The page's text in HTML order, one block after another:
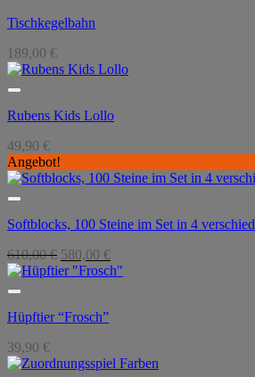
Tischkegelbahn
189,00 €
Rubens Kids Lollo
49,90 €
Angebot!
Softblocks, 100 Steine im Set in 4
610,00€ Ursprünglicher
Preis
580,00 €Aktueller
Preis
Hüpftier “Frosch”
39,90 €